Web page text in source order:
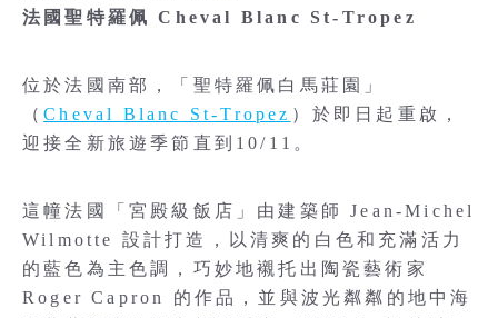
法國聖特羅佩 Cheval Blanc St-Tropez
位於法國南部，「聖特羅佩白馬莊園」
（Cheval Blanc St-Tropez ）於即日起重啟，
迎接全新旅遊季節直到10/11。
這幢法國「宮殿級飯店」由建築師 Jean-Michel
Wilmotte 設計打造，以清爽的白色和充滿活力
的藍色為主色調，巧妙地襯托出陶瓷藝術家
Roger Capron 的作品，並與波光粼粼的地中海